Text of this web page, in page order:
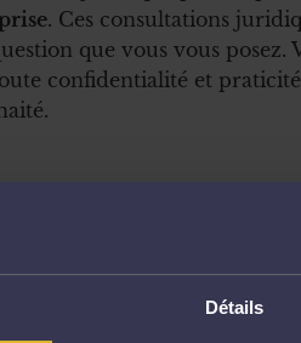
Détails
. Ces consultations
que vous vous
confidentialité et
Faites une